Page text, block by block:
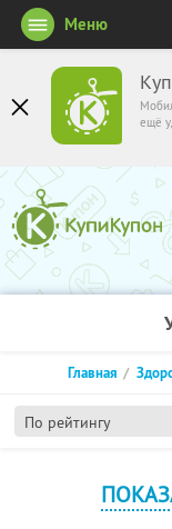
ещё
Меню
По рейтингу
Главная